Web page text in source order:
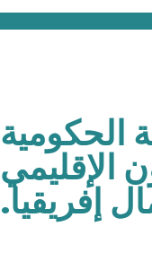
الحكومية
الإقليمي
إفريقيا.